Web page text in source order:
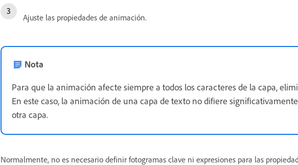
Ajuste las propiedades de animación.
Nota
Para que la animación afecte siempre a todos los caracteres de la capa,
En este caso, la animación de una capa de texto no difiere
otra capa.
Normalmente, no es necesario definir fotogramas clave ni expresiones para las